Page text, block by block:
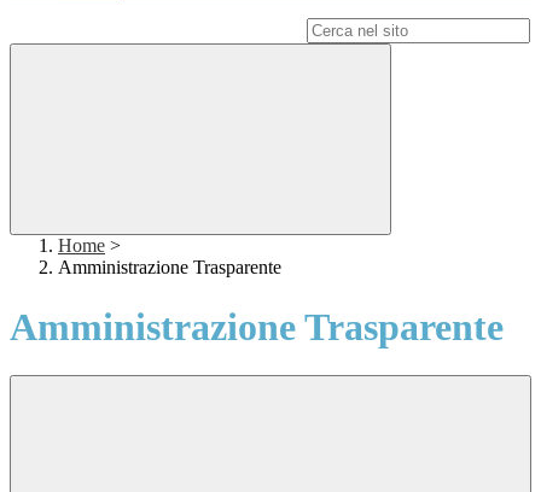
Home >
Amministrazione Trasparente
Amministrazione Trasparente